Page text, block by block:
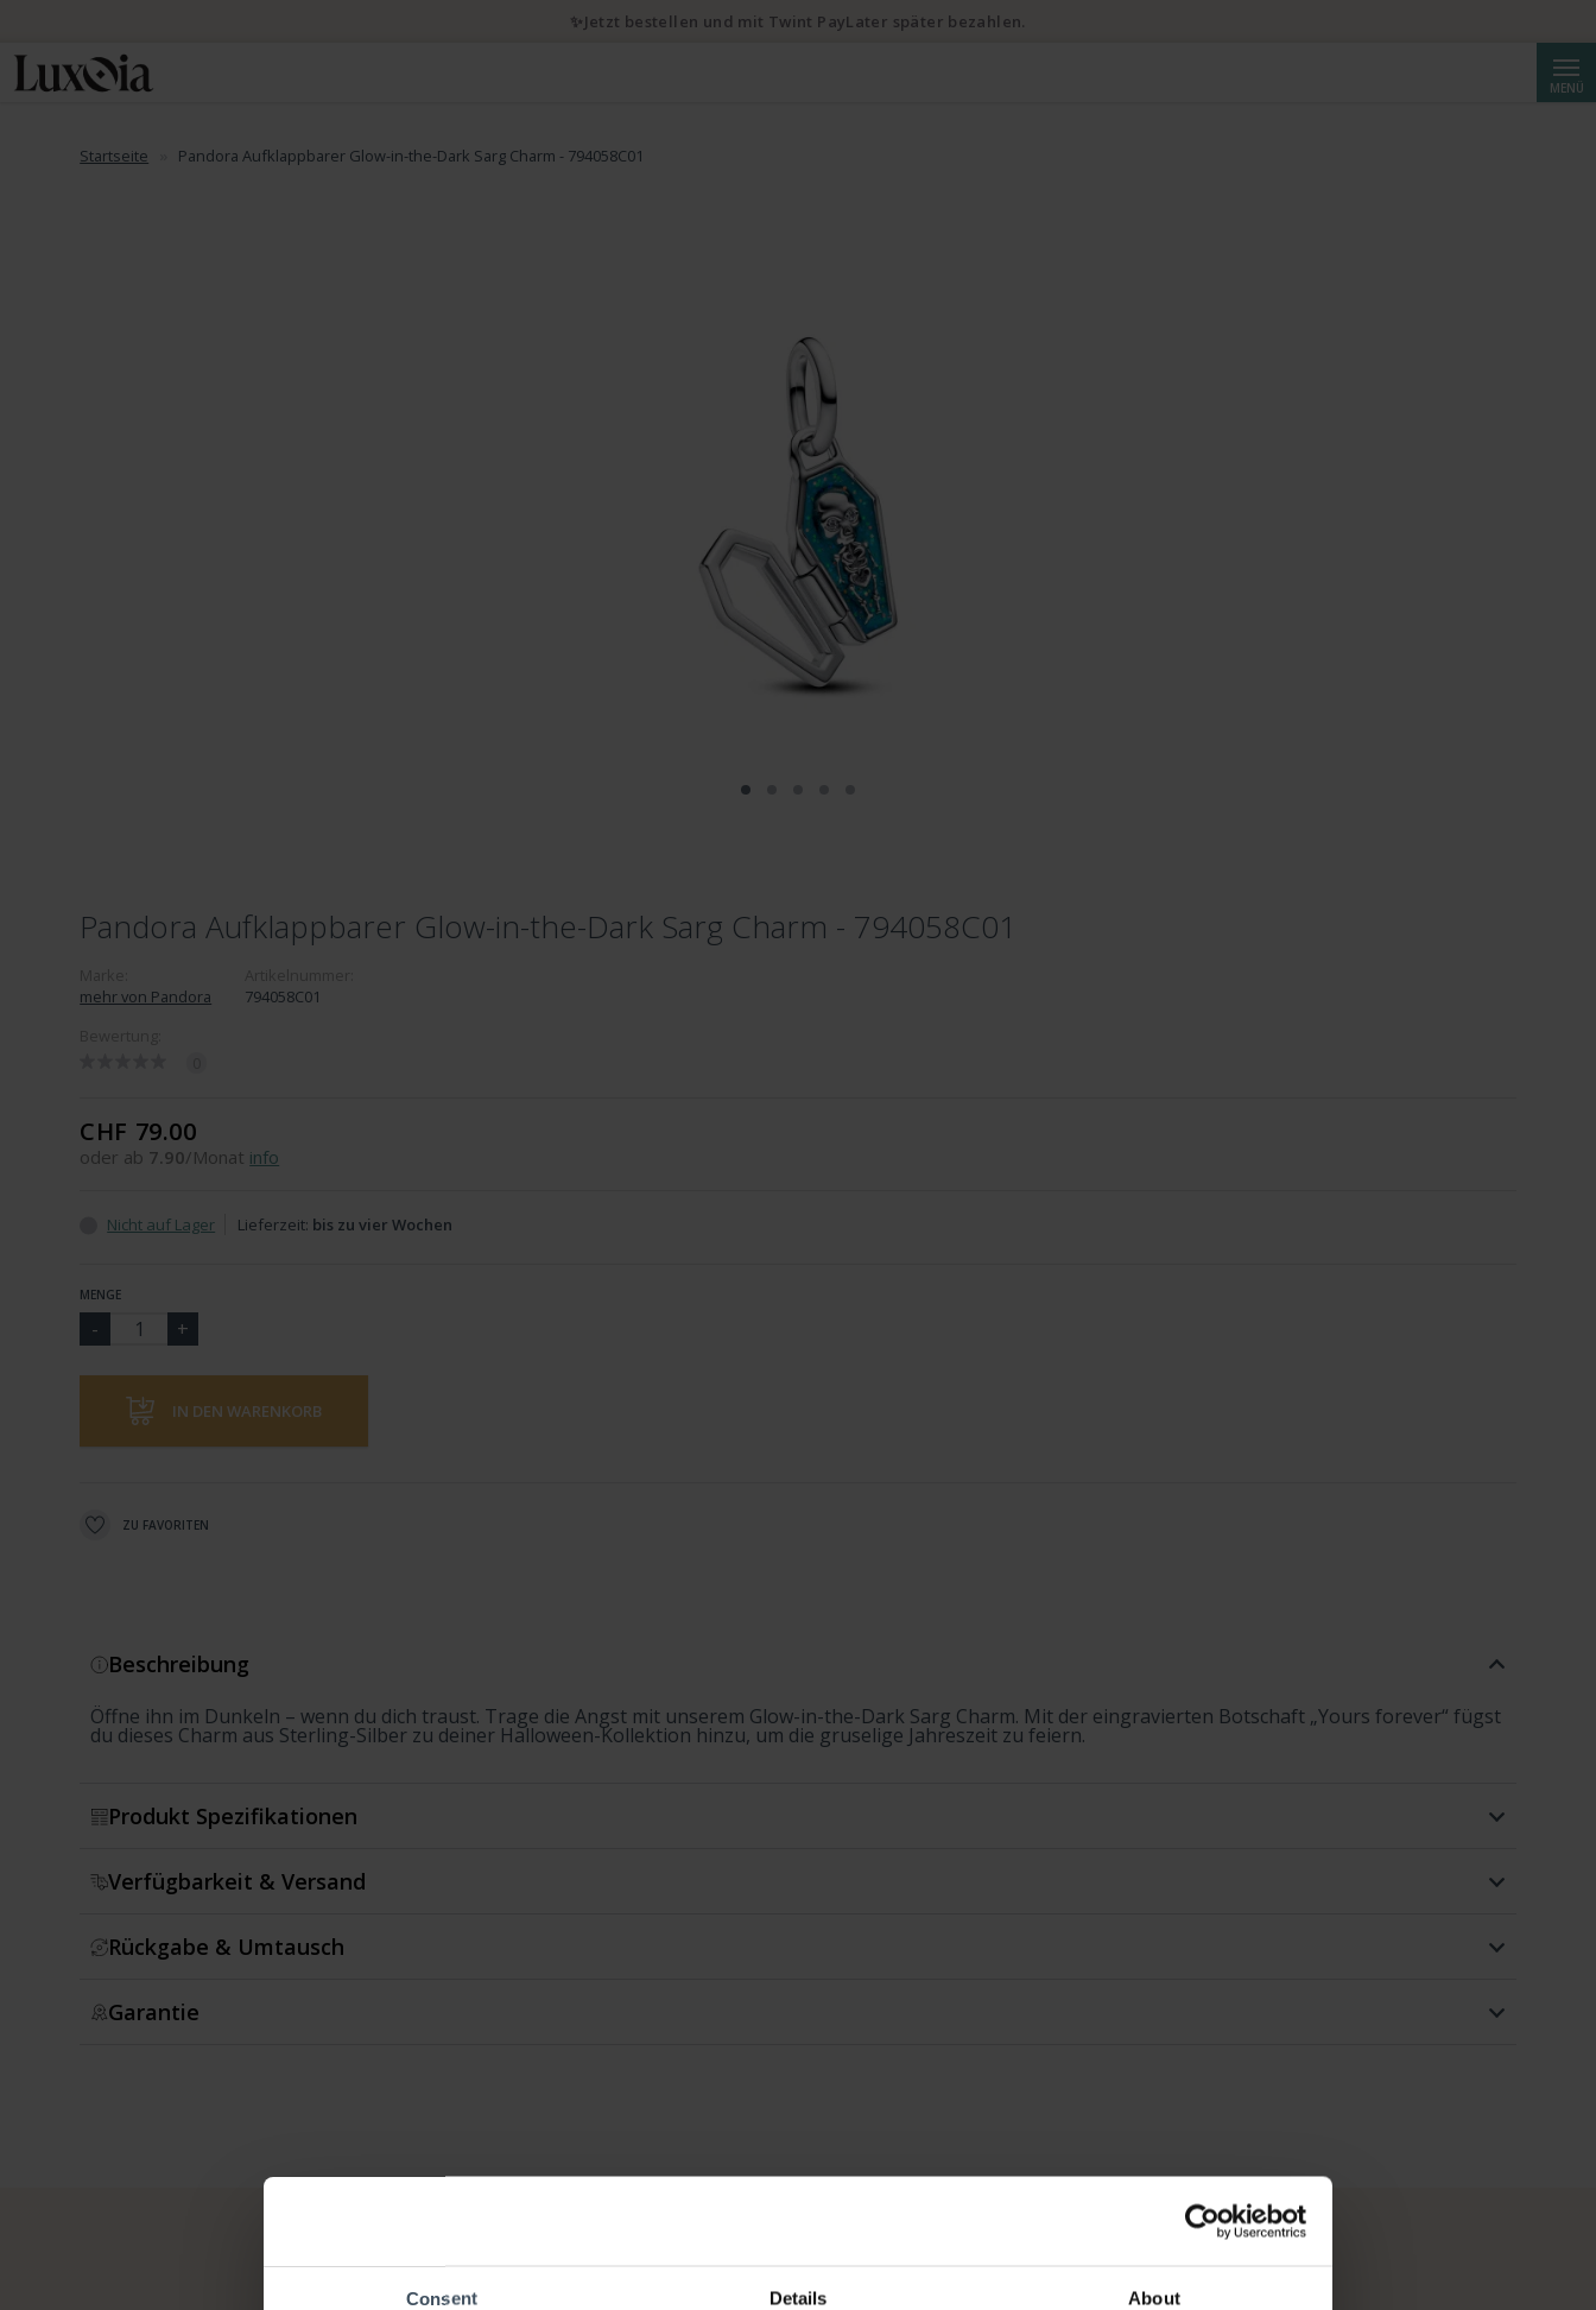
Consent Details About
MENÜ
Startseite Pandora Aufklappbarer Glow-in-the-Dark Sarg Charm - 794058C01
Pandora Aufklappbarer Glow-in-the-Dark Sarg Charm - 794058C01
mehr von Pandora
794058C01
CHF 79.00
oder ab 7.90/Monat info
Nicht auf Lager Lieferzeit: bis zu vier Wochen
MENGE
IN DEN WARENKORB
ZU FAVORITEN
Beschreibung
Öffne ihn im Dunkeln – wenn du dich traust. Trage die Angst mit unserem Glow-in-the-Dark Sarg Charm. Mit der eingravierten Botschaft „Yours forever“ fügst
du dieses Charm aus Sterling-Silber zu deiner Halloween-Kollektion hinzu, um die gruselige Jahreszeit zu feiern.
Produkt Spezifikationen
Verfügbarkeit & Versand
Rückgabe & Umtausch
Garantie
✨Jetzt bestellen und mit Twint PayLater später bezahlen.